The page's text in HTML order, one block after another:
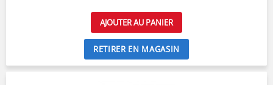
AJOUTER AU PANIER
RETIRER EN MAGASIN